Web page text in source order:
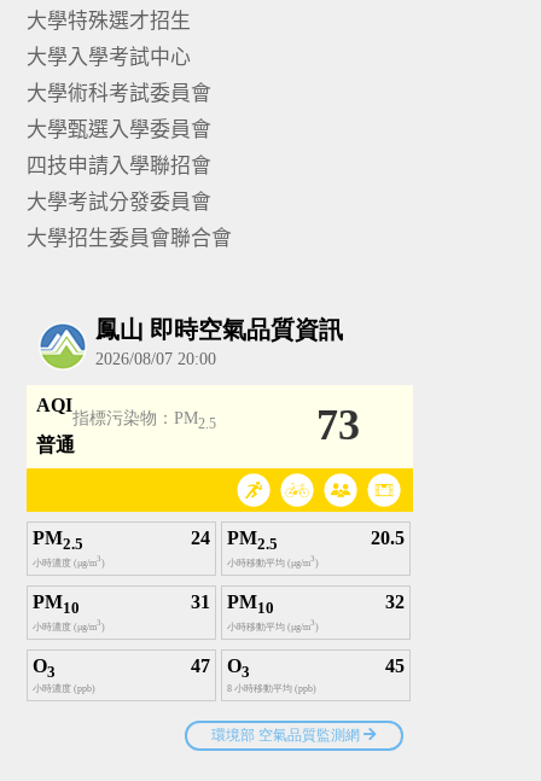
大學特殊選才招生
大學入學考試中心
大學術科考試委員會
大學甄選入學委員會
四技申請入學聯招會
大學考試分發委員會
大學招生委員會聯合會